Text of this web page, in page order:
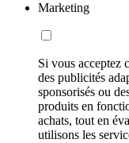
Marketing
Si vous acceptez
des publicités
sponsorisés ou
produits en
achats, tout en
utilisons les